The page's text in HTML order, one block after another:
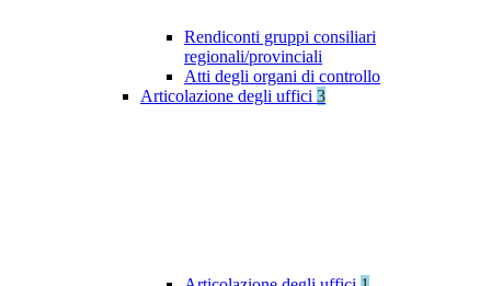
Rendiconti gruppi consiliari
regionali/provinciali
Atti degli organi di controllo
Articolazione degli uffici 3